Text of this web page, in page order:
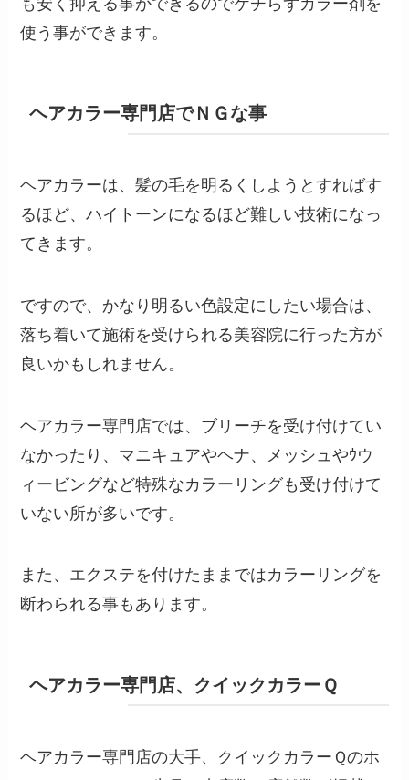
使う事ができます。
ヘアカラー専門店でＮＧな事
ヘアカラーは、髪の毛を明るくしようとすればす
るほど、ハイトーンになるほど難しい技術になっ
てきます。
ですので、かなり明るい色設定にしたい場合は、
落ち着いて施術を受けられる美容院に行った方が
良いかもしれません。
ヘアカラー専門店では、ブリーチを受け付けてい
なかったり、マニキュアやヘナ、メッシュやｳウ
ィービングなど特殊なカラーリングも受け付けて
いない所が多いです。
また、エクステを付けたままではカラーリングを
断わられる事もあります。
ヘアカラー専門店、クイックカラーＱ
ヘアカラー専門店の大手、クイックカラーＱのホ